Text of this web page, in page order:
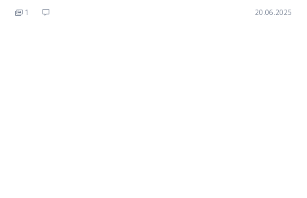
1 20.06.2025